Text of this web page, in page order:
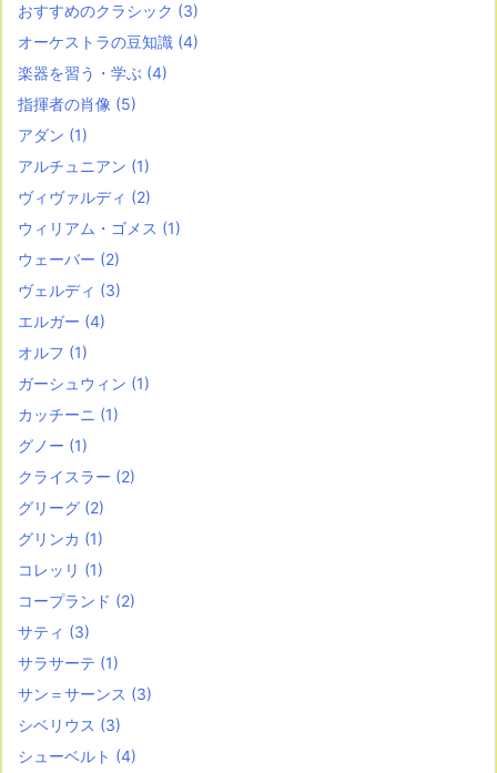
おすすめのクラシック (3)
オーケストラの豆知識 (4)
楽器を習う・学ぶ (4)
指揮者の肖像 (5)
アダン (1)
アルチュニアン (1)
ヴィヴァルディ (2)
ウィリアム・ゴメス (1)
ウェーバー (2)
ヴェルディ (3)
エルガー (4)
オルフ (1)
ガーシュウィン (1)
カッチーニ (1)
グノー (1)
クライスラー (2)
グリーグ (2)
グリンカ (1)
コレッリ (1)
コープランド (2)
サティ (3)
サラサーテ (1)
サン＝サーンス (3)
シベリウス (3)
シューベルト (4)